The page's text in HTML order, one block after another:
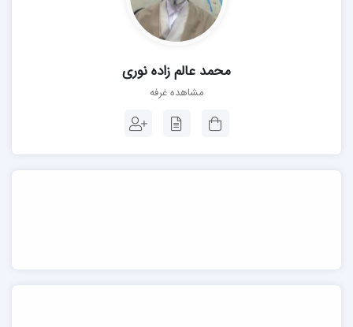
محمد عالم زاده نوری
مشاهده غرفه